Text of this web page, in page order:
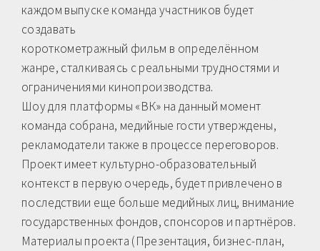
каждом выпуске команда участников будет
создавать
короткометражный фильм в определённом
жанре, сталкиваясь с реальными трудностями и
ограничениями кинопроизводства.
Шоу для платформы «ВК» на данный момент
команда собрана, медийные гости утверждены,
рекламодатели также в процессе переговоров.
Проект имеет культурно-образовательный
контекст в первую очередь, будет привлечено в
последствии еще больше медийных лиц, внимание
государственных фондов, спонсоров и партнёров.
Материалы проекта (Презентация, бизнес-план,